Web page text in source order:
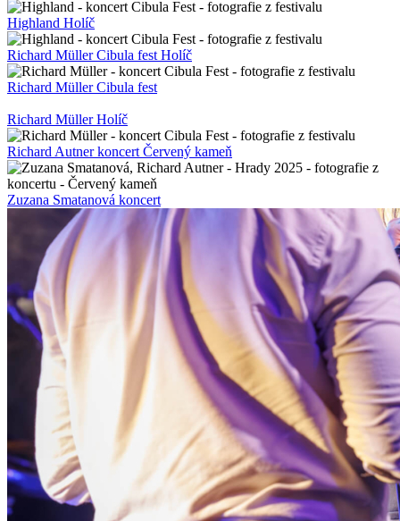
Highland Holíč
Richard Müller Cibula fest Holíč
Richard Müller Cibula fest
Richard Müller Holíč
Richard Autner koncert Červený kameň
Zuzana Smatanová koncert